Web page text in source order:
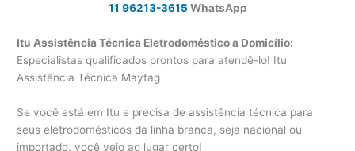
11 96213-3615 WhatsApp
Itu Assistência Técnica Eletrodoméstico a Domicílio:
Especialistas qualificados prontos para atendê-lo! Itu
Assistência Técnica Maytag
Se você está em Itu e precisa de assistência técnica para
seus eletrodomésticos da linha branca, seja nacional ou
importado, você veio ao lugar certo!